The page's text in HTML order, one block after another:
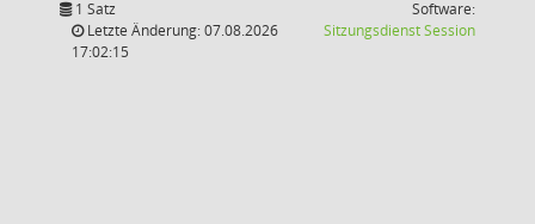
1 Satz
Letzte Änderung: 07.08.2026
17:02:15
Software:
SitzungsdienstSession(Wird in